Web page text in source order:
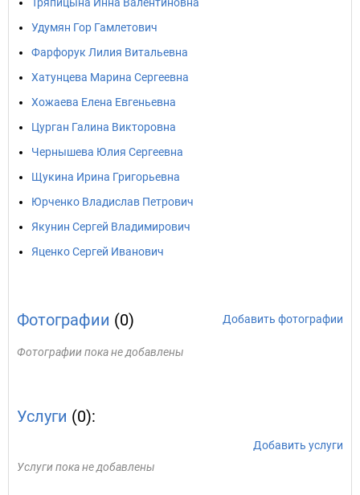
Удумян Гор Гамлетович
Фарфорук Лилия Витальевна
Хатунцева Марина Сергеевна
Хожаева Елена Евгеньевна
Цурган Галина Викторовна
Чернышева Юлия Сергеевна
Щукина Ирина Григорьевна
Юрченко Владислав Петрович
Якунин Сергей Владимирович
Яценко Сергей Иванович
Фотографии (0) Добавить фотографии
Фотографии пока не добавлены
Услуги (0):
Добавить услуги
Услуги пока не добавлены